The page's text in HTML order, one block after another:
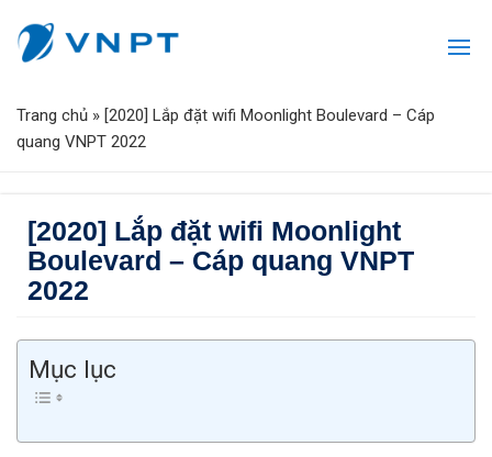
Trang chủ » [2020] Lắp đặt wifi Moonlight Boulevard – Cáp
quang VNPT 2022
[2020] Lắp đặt wifi Moonlight
Boulevard – Cáp quang VNPT
2022
Mục lục